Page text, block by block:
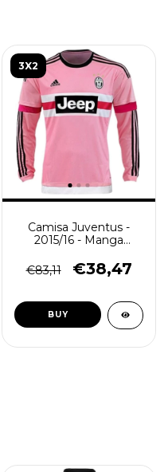
3X2
Camisa Juventus -
2015/16 - Manga
Masculino - Rosa
€83,11 €38,47
BUY